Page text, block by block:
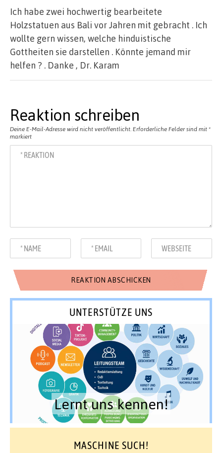
Ich habe zwei hochwertig bearbeitete
Holzstatuen aus Bali vor Jahren mit gebracht . Ich
wollte gern wissen, welche hinduistische
Gottheiten sie darstellen . Könnte jemand mir
helfen ? . Danke , Dr. Karam
Reaktion schreiben
Deine E-Mail-Adresse wird nicht veröffentlicht. Erforderliche Felder sind mit *
markiert
UNTERSTÜTZE UNS
Lernt uns kennen!
MASCHINE SUCH!